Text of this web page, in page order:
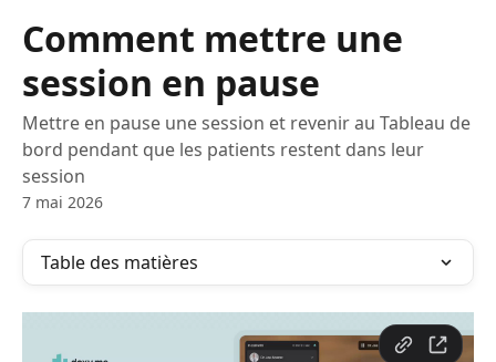
Comment mettre une
session en pause
Mettre en pause une session et revenir au Tableau de
bord pendant que les patients restent dans leur
session
7 mai 2026
Table des matières